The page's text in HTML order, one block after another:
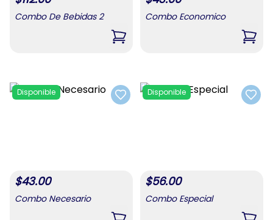
Combo De Bebidas 2
,Combo De Bebidas 2
Combo Economico
,
Add to favorites
Disponible
$43.00
Combo Necesario
Add
Disponible
$56.00
Combo Especial